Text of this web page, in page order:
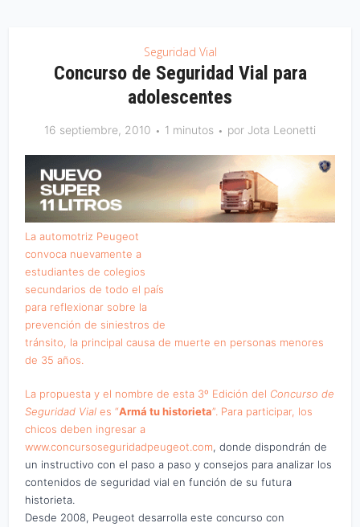
Seguridad Vial
Concurso de Seguridad Vial para
adolescentes
16 septiembre, 2010 1 minutos por Jota Leonetti
La automotriz Peugeot
convoca nuevamente a
estudiantes de colegios
secundarios de todo el país
para reflexionar sobre la
prevención de siniestros de
tránsito, la principal causa de muerte en personas menores
de 35 años.
La propuesta y el nombre de esta 3º Edición del Concurso de
Seguridad Vial es “Armá tu historieta”. Para participar, los
chicos deben ingresar a
www.concursoseguridadpeugeot.com, donde dispondrán de
un instructivo con el paso a paso y consejos para analizar los
contenidos de seguridad vial en función de su futura
historieta.
Desde 2008, Peugeot desarrolla este concurso con